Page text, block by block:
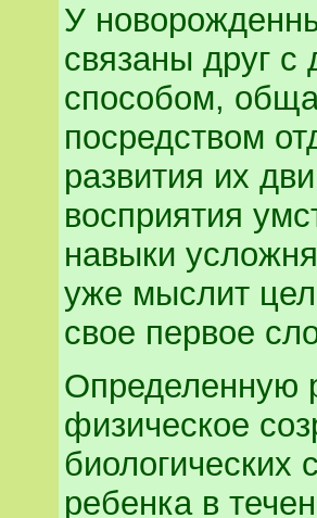
У
связаны друг
способом,
посредством
развития их
восприятия
навыки
уже мыслит
свое первое
Определенную
физическое
биологических
ребенка в